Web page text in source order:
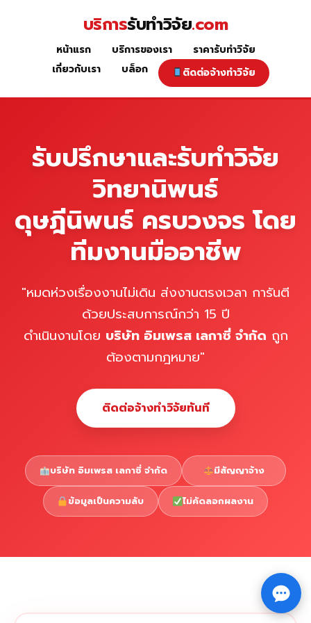
หน้าแรก
Copyright © 2026 รับทำวิจัย รับทำวิทยานิพนธ์ รับทำ⇧
บริการรับทำวิจัย.com
หน้าแรก บริการของเรา
ราคารับทำวิจัย
เกี่ยวกับเรา
บล็อก ติดต่อจ้างทำวิจัย
รับปรึกษาและรับทำวิจัย
วิทยานิพนธ์
ดุษฎีนิพนธ์ ครบวงจร โดย
ทีมงานมืออาชีพ
"หมดห่วงเรื่องงานไม่เดิน ส่งงานตรงเวลา การันตี
ด้วยประสบการณ์กว่า 15 ปี
ดำเนินงานโดย บริษัท อิมเพรส เลกาซี่ จำกัด ถูก
ต้องตามกฎหมาย"
ติดต่อจ้างทำวิจัยทันที
บริษัท อิมเพรส เลกาซี่ จำกัด มีสัญญาจ้าง
ข้อมูลเป็นความลับ ไม่คัดลอกผลงาน